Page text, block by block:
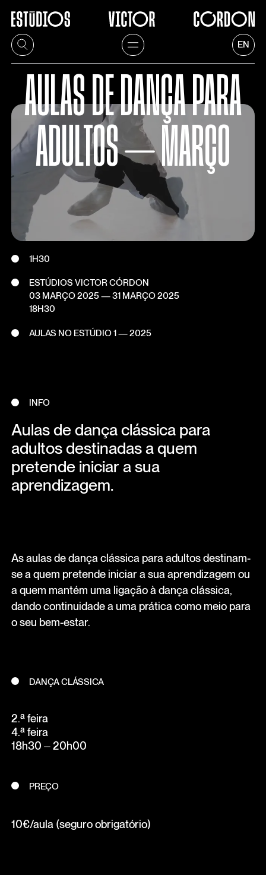
EN
AULAS DE DANÇA PARA
ADULTOS ⏤ MARÇO
1H30
ESTÚDIOS VICTOR CÓRDON
03 MARÇO 2025—31 MARÇO 2025
18H30
AULAS NO ESTÚDIO 1 — 2025
INFO
Aulas de dança clássica para
adultos destinadas a quem
pretende iniciar a sua
aprendizagem.
As aulas de dança clássica para adultos destinam-
se a quem pretende iniciar a sua aprendizagem ou
a quem mantém uma ligação à dança clássica,
dando continuidade a uma prática como meio para
o seu bem-estar.
DANÇA CLÁSSICA
2.ª feira
4.ª feira
18h30 ⏤ 20h00
PREÇO
10€/aula (seguro obrigatório)